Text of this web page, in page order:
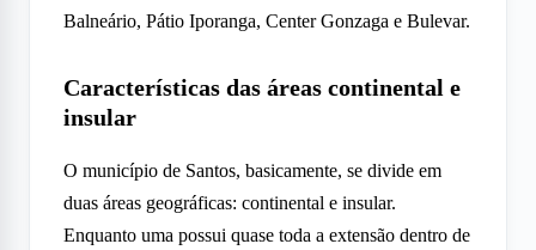
Balneário, Pátio Iporanga, Center Gonzaga e Bulevar.
Características das áreas continental e
insular
O município de Santos, basicamente, se divide em
duas áreas geográficas: continental e insular.
Enquanto uma possui quase toda a extensão dentro de